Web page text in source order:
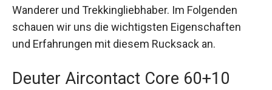
Wanderer und Trekkingliebhaber. Im Folgenden
schauen wir uns die wichtigsten Eigenschaften
und Erfahrungen mit diesem Rucksack an.
Deuter Aircontact Core 60+10